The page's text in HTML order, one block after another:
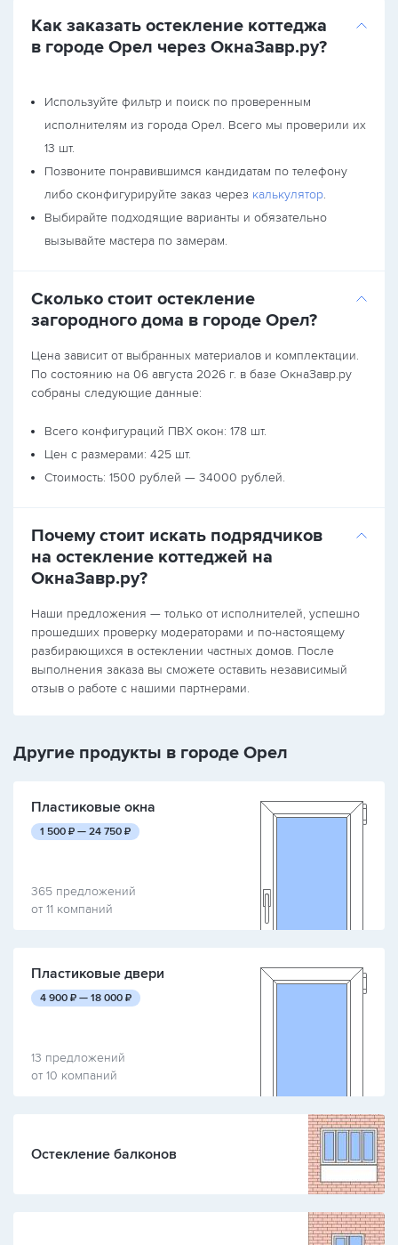
Как заказать остекление коттеджа
в городе Орел через ОкнаЗавр.ру?
Используйте фильтр и поиск по проверенным
исполнителям из города Орел. Всего мы проверили их
13 шт.
Позвоните понравившимся кандидатам по телефону
либо сконфигурируйте заказ через калькулятор.
Выбирайте подходящие варианты и обязательно
вызывайте мастера по замерам.
Сколько стоит остекление
загородного дома в городе Орел?
Цена зависит от выбранных материалов и комплектации.
По состоянию на 06 августа 2026 г. в базе ОкнаЗавр.ру
собраны следующие данные:
Всего конфигураций ПВХ окон: 178 шт.
Цен с размерами: 425 шт.
Стоимость: 1500 рублей — 34000 рублей.
Почему стоит искать подрядчиков
на остекление коттеджей на
ОкнаЗавр.ру?
Наши предложения — только от исполнителей, успешно
прошедших проверку модераторами и по-настоящему
разбирающихся в остеклении частных домов. После
выполнения заказа вы сможете оставить независимый
отзыв о работе с нашими партнерами.
Другие продукты в городе Орел
Пластиковые окна
1 500 руб.
₽ — 24 750 руб.
₽
365 предложений
от 11 компаний
Пластиковые двери
4 900 руб.
₽ — 18 000 руб.
₽
13 предложений
от 10 компаний
Остекление балконов